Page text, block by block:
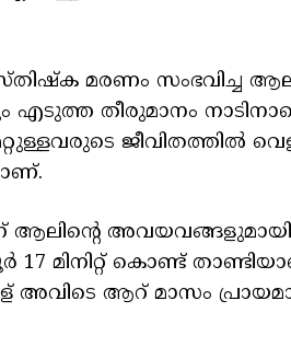
മരണം സംഭവിച്ച
തീരുമാനം
ജീവിതത്തില്‍
ആലിന്റെ
17 മിനിറ്റ് കൊണ്ട്
അവിടെ ആറ് മാസം